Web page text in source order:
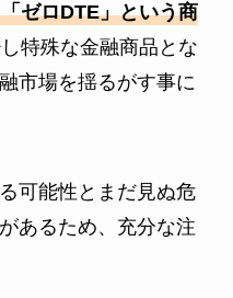
「ゼロDTE」という商
特殊な金融商品とな
市場を揺るがす事に
可能性とまだ見ぬ危
あるため、充分な注